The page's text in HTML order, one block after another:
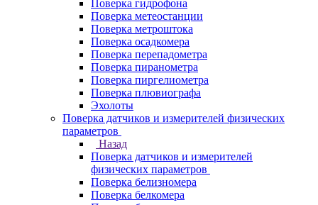
Поверка гидрофона
Поверка метеостанции
Поверка метроштока
Поверка осадкомера
Поверка перепадометра
Поверка пиранометра
Поверка пиргелиометра
Поверка плювиографа
Эхолоты
Поверка датчиков и измерителей физических
параметров
Назад
Поверка датчиков и измерителей
физических параметров
Поверка белизномера
Поверка белкомера